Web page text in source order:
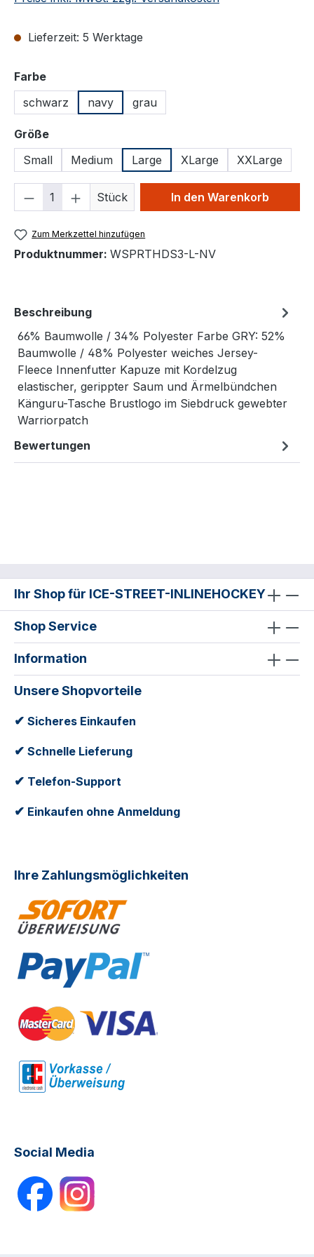
Lieferzeit: 5 Werktage
Farbeauswählen
schwarz
navy grau
Größeauswählen
Small
Medium Large XLarge XXLarge
Produkt Anzahl: Gib den
Stück In den Warenkorb
Zum Merkzettel hinzufügen
Produktnummer: WSPRTHDS3-L-NV
Beschreibung
66% Baumwolle / 34% Polyester Farbe GRY: 52%
Baumwolle / 48% Polyester weiches Jersey-
Fleece Innenfutter Kapuze mit Kordelzug
elastischer, gerippter Saum und Ärmelbündchen
Känguru-Tasche Brustlogo im Siebdruck gewebter
Warriorpatch
Bewertungen
Ihr Shop für ICE-STREET-INLINEHOCKEY
Shop Service
Information
Unsere Shopvorteile
✔ Sicheres Einkaufen
✔ Schnelle Lieferung
✔ Telefon-Support
✔ Einkaufen ohne Anmeldung
Ihre Zahlungsmöglichkeiten
Social Media